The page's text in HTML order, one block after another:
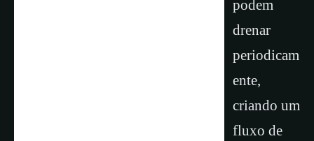
podem
drenar
periodicam
ente,
criando um
fluxo de